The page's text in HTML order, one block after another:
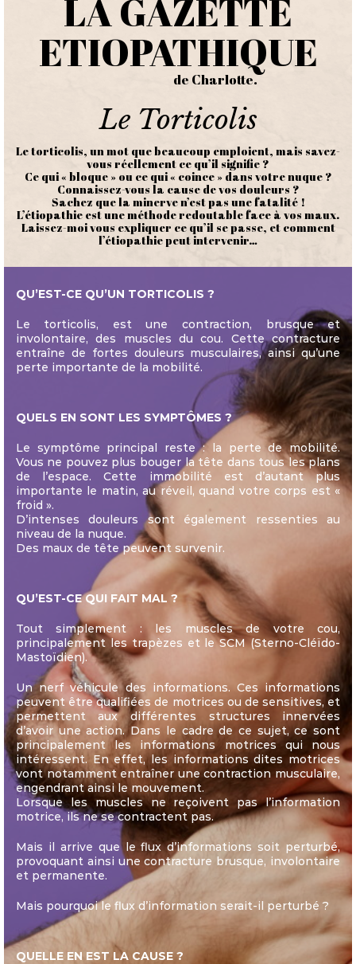
LA GAZETTE
ETIOPATHIQUE
de Charlotte.
Le Torticolis
Le torticolis, un mot que beaucoup emploient, mais savez-
vous réellement ce qu’il signifie ?
Ce qui « bloque » ou ce qui « coince » dans votre nuque ?
Connaissez-vous la cause de vos douleurs ?
Sachez que la minerve n’est pas une fatalité !
L’étiopathie est une méthode redoutable face à vos maux.
Laissez-moi vous expliquer ce qu’il se passe, et comment
l’étiopathie peut intervenir…
QU’EST-CE QU’UN TORTICOLIS ?
Le torticolis, est une contraction, brusque et
involontaire, des muscles du cou. Cette contracture
entraîne de fortes douleurs musculaires, ainsi qu’une
perte importante de la mobilité.
QUELS EN SONT LES SYMPTÔMES ?
Le symptôme principal reste : la perte de mobilité.
Vous ne pouvez plus bouger la tête dans tous les plans
de l’espace. Cette immobilité est d’autant plus
importante le matin, au réveil, quand votre corps est «
froid ».
D’intenses douleurs sont également ressenties au
niveau de la nuque.
Des maux de tête peuvent survenir.
QU’EST-CE QUI FAIT MAL ?
Tout simplement : les muscles de votre cou,
principalement les trapèzes et le SCM (Sterno-Cléïdo-
Mastoïdien).
Un nerf véhicule des informations. Ces informations
peuvent être qualifiées de motrices ou de sensitives, et
permettent aux différentes structures innervées
d’avoir une action. Dans le cadre de ce sujet, ce sont
principalement les informations motrices qui nous
intéressent. En effet, les informations dites motrices
vont notamment entraîner une contraction musculaire,
engendrant ainsi le mouvement.
Lorsque les muscles ne reçoivent pas l’information
motrice, ils ne se contractent pas.
Mais il arrive que le flux d’informations soit perturbé,
provoquant ainsi une contracture brusque, involontaire
et permanente.
Mais pourquoi le flux d’information serait-il perturbé ?
QUELLE EN EST LA CAUSE ?